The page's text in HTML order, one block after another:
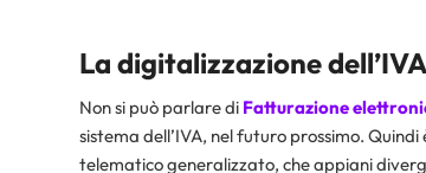
La digitalizzazione dell’IVA
Non si può parlare di Fatturazione
sistema dell’IVA, nel futuro prossimo.
telematico generalizzato, che appiani